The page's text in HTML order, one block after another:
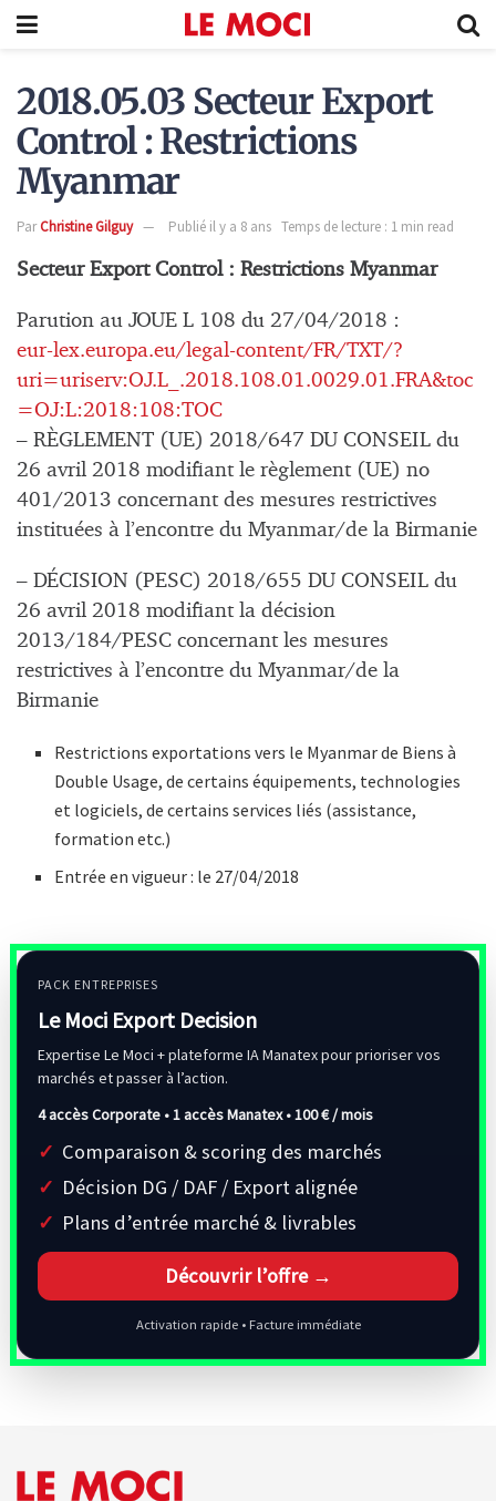
2018.05.03 Secteur Export
Control : Restrictions
Myanmar
ParChristine Gilguy Publié il y a 8 ans Temps de lecture : 1 min read
Secteur Export Control : Restrictions Myanmar
Parution au JOUE L 108 du 27/04/2018 :
eur-lex.europa.eu/legal-content/FR/TXT/?
uri=uriserv:OJ.L_.2018.108.01.0029.01.FRA&toc
=OJ:L:2018:108:TOC
– RÈGLEMENT (UE) 2018/647 DU CONSEIL du
26 avril 2018 modifiant le règlement (UE) no
401/2013 concernant des mesures restrictives
instituées à l’encontre du Myanmar/de la Birmanie
– DÉCISION (PESC) 2018/655 DU CONSEIL du
26 avril 2018 modifiant la décision
2013/184/PESC concernant les mesures
restrictives à l’encontre du Myanmar/de la
Birmanie
Restrictions exportations vers le Myanmar de Biens à
Double Usage, de certains équipements, technologies
et logiciels, de certains services liés (assistance,
formation etc.)
Entrée en vigueur : le 27/04/2018
PACK ENTREPRISES
Le Moci Export Decision
Expertise Le Moci + plateforme IA Manatex pour prioriser vos
marchés et passer à l’action.
4 accès Corporate • 1 accès Manatex •100 € / mois
Comparaison & scoring des marchés
Décision DG / DAF / Export alignée
Plans d’entrée marché & livrables
Découvrir l’offre →
Activation rapide • Facture immédiate